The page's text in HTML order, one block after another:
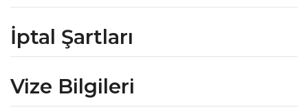
İptal Şartları
Vize Bilgileri